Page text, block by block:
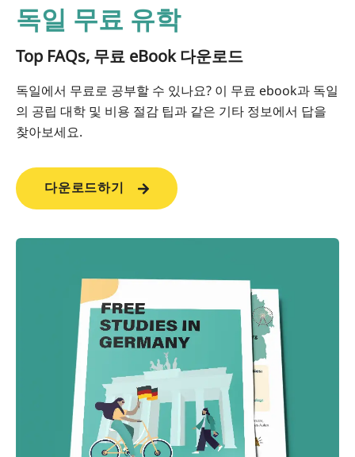
독일 무료 유학
Top FAQs, 무료 eBook 다운로드
독일에서 무료로 공부할 수 있나요? 이 무료 ebook과 독일
의 공립 대학 및 비용 절감 팁과 같은 기타 정보에서 답을
찾아보세요.
다운로드하기